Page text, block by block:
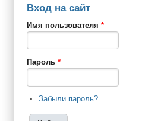
Вход на сайт
Имя пользователя *
Пароль *
Забыли пароль?